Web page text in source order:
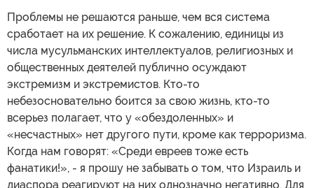
Проблемы не решаются раньше, чем вся система
сработает на их решение. К сожалению, единицы из
числа мусульманских интеллектуалов, религиозных и
общественных деятелей публично осуждают
экстремизм и экстремистов. Кто-то
небезосновательно боится за свою жизнь, кто-то
всерьез полагает, что у «обездоленных» и
«несчастных» нет другого пути, кроме как терроризма.
Когда нам говорят: «Среди евреев тоже есть
фанатики!», - я прошу не забывать о том, что Израиль и
диаспора реагируют на них однозначно негативно. Для